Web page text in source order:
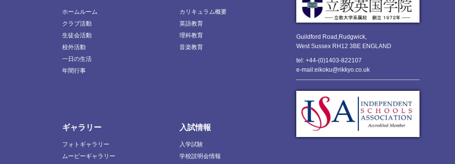
Guildford Road,Rudgwick,
West Sussex RH12 3BE ENGLAND
tel: +44-(0)1403-822107
e-mail:eikoku@rikkyo.co.uk
ホームルーム
クラブ活動
生徒会活動
校外活動
一日の生活
年間行事
カリキュラム概要
英語教育
理科教育
音楽教育
ギャラリー
フォトギャラリー
ムービーギャラリー
入試情報
入学試験
学校説明会情報